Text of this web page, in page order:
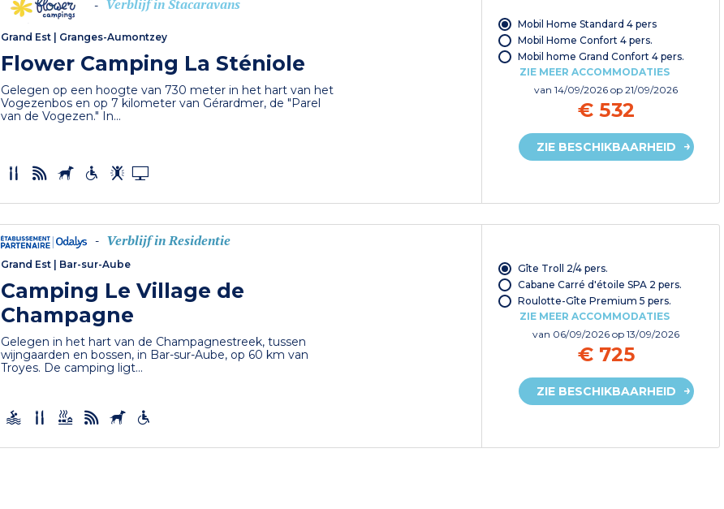
- Verblijf in Stacaravans
Grand Est | Granges-Aumontzey
Flower Camping La Sténiole
Gelegen op een hoogte van 730 meter in het hart van het
Vogezenbos en op 7 kilometer van Gérardmer, de "Parel
van de Vogezen." In...
Mobil Home Standard 4 pers
Mobil Home Confort 4 pers.
Mobil home Grand Confort 4 pers.
ZIE MEER ACCOMMODATIES
van14/09/2026op 21/09/2026
€ 532
ZIE BESCHIKBAARHEID
- Verblijf in Residentie
Grand Est Bar-sur-Aube
Camping Le Village de
Champagne
Gelegen in het hart van de Champagnestreek, tussen
wijngaarden en bossen, in Bar-sur-Aube, op 60 km van
Troyes. De camping ligt...
Gîte Troll 2/4 pers.
Cabane Carré d'étoile SPA 2 pers.
Roulotte-Gîte Premium 5 pers.
ZIE MEER ACCOMMODATIES
van 06/09/2026op 13/09/2026
€ 725
ZIE BESCHIKBAARHEID